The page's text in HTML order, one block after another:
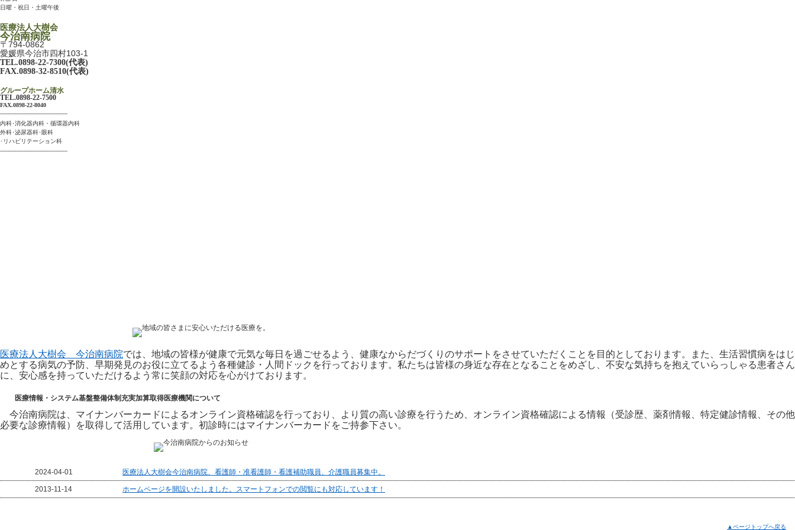
日曜・祝日・土曜午後
医療法人大樹会
今治南病院
〒794-0862
愛媛県今治市四村103-1
TEL.0898-22-7300(代表)
FAX.0898-32-8510(代表)
グループホーム清水
TEL.0898-22-7500
FAX.0898-22-8040
--------------------------------------
内科･消化器内科・循環器内科
外科･泌尿器科･眼科
･リハビリテーション科
--------------------------------------
医療法人大樹会 今治南病院では、地域の皆様が健康で元気な毎日を過ごせるよう、健康なからだづくりのサポートをさせていただくことを目的としております。また、生活習慣病をはじ
めとする病気の予防、早期発見のお役に立てるよう各種健診・人間ドックを行っております。私たちは皆様の身近な存在となることをめざし、不安な気持ちを抱えていらっしゃる患者さん
に、安心感を持っていただけるよう常に笑顔の対応を心がけております。
医療情報・システム基盤整備体制充実加算取得医療機関について
今治南病院は、マイナンバーカードによるオンライン資格確認を行っており、より質の高い診療を行うため、オンライン資格確認による情報（受診歴、薬剤情報、特定健診情報、その他
必要な診療情報）を取得して活用しています。初診時にはマイナンバーカードをご持参下さい。
2024-04-01 医療法人大樹会今治南病院、看護師・准看護師・看護補助職員、介護職員募集中。
2013-11-14 ホームページを開設いたしました。スマートフォンでの閲覧にも対応しています！
▲ページトップへ戻る